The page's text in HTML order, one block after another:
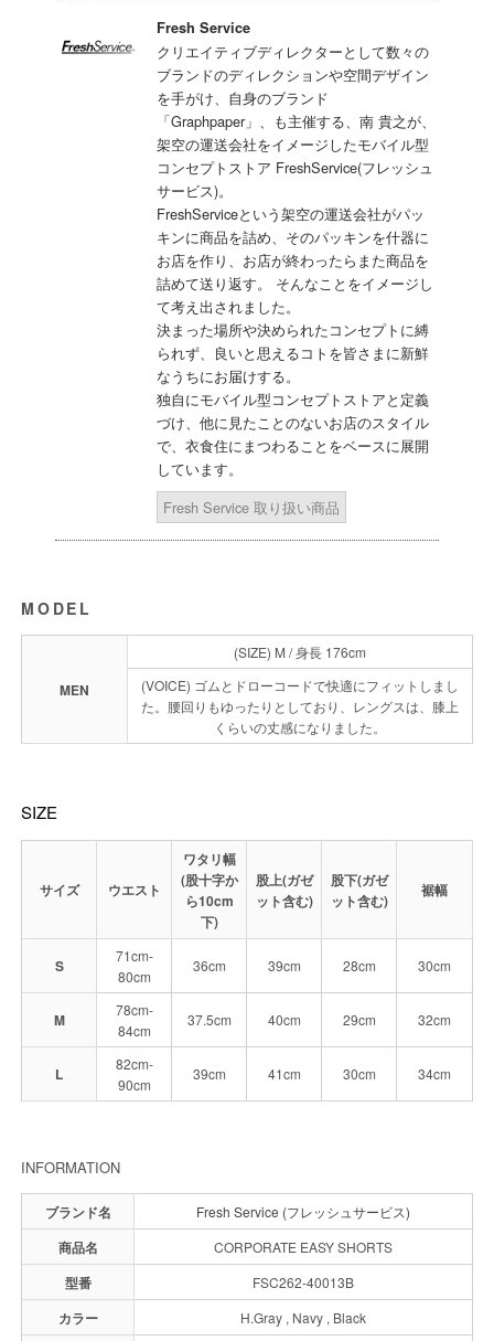
Fresh Service
クリエイティブディレクターとして数々の
ブランドのディレクションや空間デザイン
を手がけ、自身のブランド
「Graphpaper」、も主催する、南 貴之が、
架空の運送会社をイメージしたモバイル型
コンセプトストア FreshService(フレッシュ
サービス)。
FreshServiceという架空の運送会社がパッ
キンに商品を詰め、そのパッキンを什器に
お店を作り、お店が終わったらまた商品を
詰めて送り返す。 そんなことをイメージし
て考え出されました。
決まった場所や決められたコンセプトに縛
られず、良いと思えるコトを皆さまに新鮮
なうちにお届けする。
独自にモバイル型コンセプトストアと定義
づけ、他に見たことのないお店のスタイル
で、衣食住にまつわることをベースに展開
しています。
Fresh Service 取り扱い商品
MODEL
MEN
(SIZE) M / 身長 176cm
(VOICE) ゴムとドローコードで快適にフィットしまし
た。腰回りもゆったりとしており、レングスは、膝上
くらいの丈感になりました。
SIZE
サイズ ウエスト
ワタリ幅
(股十字か
ら10cm
下)
股上(ガゼ
ット含む)
股下(ガゼ
ット含む)
裾幅
S
71cm-
80cm
36cm 39cm 28cm 30cm
M
78cm-
84cm
37.5cm 40cm 29cm 32cm
L
82cm-
90cm
39cm 41cm 30cm 34cm
INFORMATION
ブランド名 Fresh Service (フレッシュサービス)
商品名 CORPORATE EASY SHORTS
型番 FSC262-40013B
カラー H.Gray , Navy , Black